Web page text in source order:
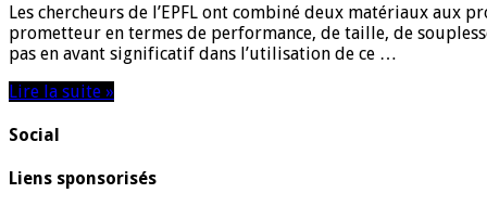
Les chercheurs de l’EPFL ont combiné deux matériaux
prometteur en termes de performance, de taille, de
pas en avant significatif dans l’utilisation de ce …
Lire la suite »
Social
Liens sponsorisés